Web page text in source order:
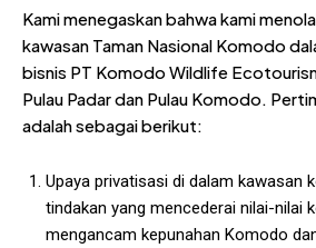
Kami menegaskan bahwa kami
kawasan Taman Nasional Komodo
bisnis PT Komodo Wildlife
Pulau Padar dan Pulau Komodo.
adalah sebagai berikut:
Upaya privatisasi di dalam kawasan
tindakan yang mencederai nilai-nilai
mengancam kepunahan Komodo